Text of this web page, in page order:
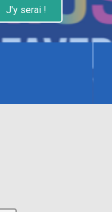
J'y serai !